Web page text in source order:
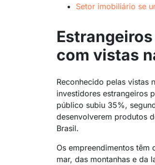
Setor imobiliário se
com vistas
Reconhecido pelas vistas
investidores estrangeiros
público subiu 35%,
desenvolverem produtos
Brasil.
Os empreendimentos
mar, das montanhas e da